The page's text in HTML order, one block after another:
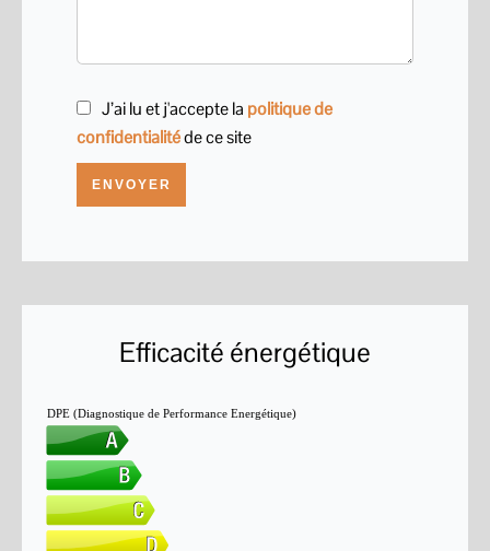
J’ai lu et j'accepte la politique de
confidentialitéde ce site
ENVOYER
Efficacité énergétique
DPE (Diagnostique de Performance Energétique)